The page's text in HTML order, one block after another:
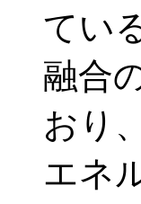
てい
融合
おり
エネ